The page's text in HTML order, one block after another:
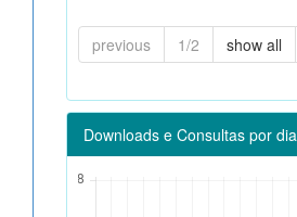
previous 1/2 show all
Downloads e Consultas por dia